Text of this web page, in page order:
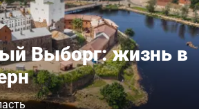
Выборг: жизнь в